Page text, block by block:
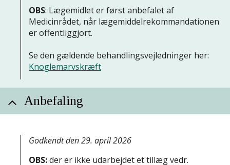
OBS: Lægemidlet er først anbefalet af
Medicinrådet, når lægemiddelrekommandationen
er offentliggjort.
Se den gældende behandlingsvejledninger her:
Knoglemarvskræft
Anbefaling
Godkendt den 29. april 2026
OBS:der er ikke udarbejdet et tillæg vedr.